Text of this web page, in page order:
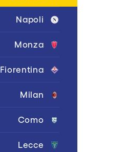
Napoli
Monza
Fiorentina
Milan
Como
Lecce